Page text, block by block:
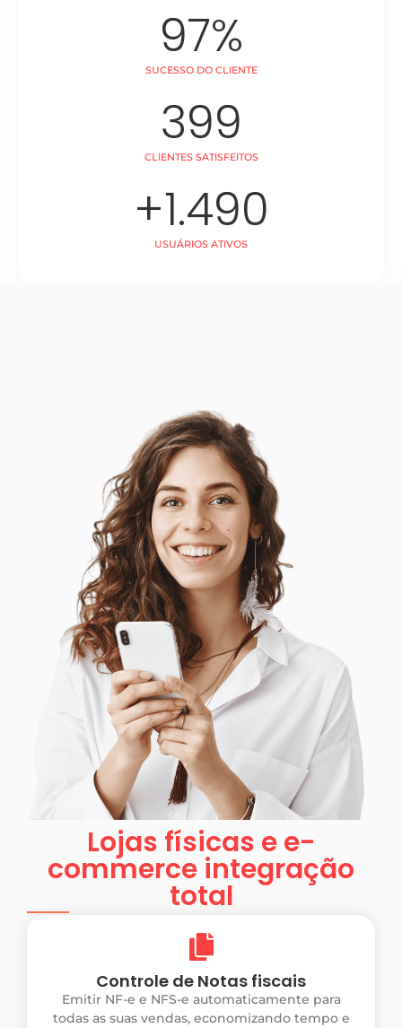
SUCESSO DO CLIENTE
97%
CLIENTES SATISFEITOS
399
USUÁRIOS ATIVOS
+1.490
Lojas físicas e e-
commerce integração
total
Controle de Notas fiscais
Emitir NF-e e NFS-e automaticamente para
todas as suas vendas, economizando tempo e